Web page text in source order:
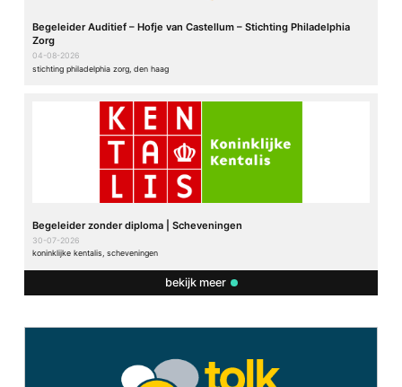
Begeleider Auditief – Hofje van Castellum – Stichting Philadelphia
Zorg
04-08-2026
stichting philadelphia zorg, den haag
Begeleider zonder diploma | Scheveningen
30-07-2026
koninklijke kentalis, scheveningen
bekijk meer